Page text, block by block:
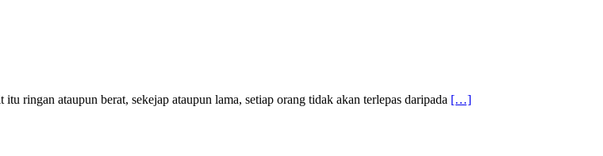
ringan ataupun berat, sekejap ataupun lama, setiap orang tidak akan terlepas daripada […]